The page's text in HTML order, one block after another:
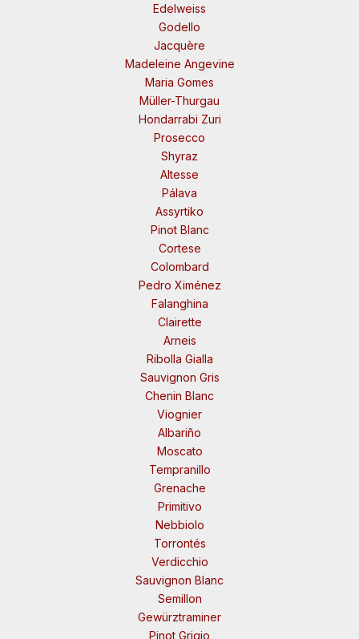
Edelweiss
Godello
Jacquère
Madeleine Angevine
Maria Gomes
Müller-Thurgau
Hondarrabi Zuri
Prosecco
Shyraz
Altesse
Pálava
Assyrtiko
Pinot Blanc
Cortese
Colombard
Pedro Ximénez
Falanghina
Clairette
Arneis
Ribolla Gialla
Sauvignon Gris
Chenin Blanc
Viognier
Albariño
Moscato
Tempranillo
Grenache
Primitivo
Nebbiolo
Torrontés
Verdicchio
Sauvignon Blanc
Semillon
Gewürztraminer
Pinot Grigio